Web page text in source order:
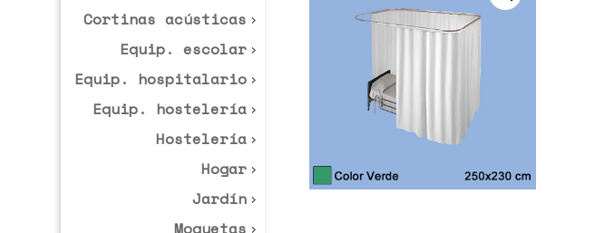
Cortinas acústicas
Equip. escolar
Equip. hospitalario
Equip. hostelería
Hostelería
Hogar
Jardín
Moquetas